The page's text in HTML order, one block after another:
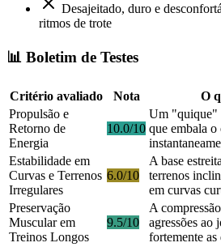
Desajeitado, duro e
ritmos de trote
📊 Boletim de Testes
Critério avaliado Nota
O
Propulsão e
Retorno de
Energia
10.0/10
Um "quique"
que embala o
Estabilidade em
Curvas e Terrenos
Irregulares
6.0/10
A base
terrenos
em curvas
Preservação
Muscular em
Treinos Longos
9.5/10
A
agressões ao
fortemente as